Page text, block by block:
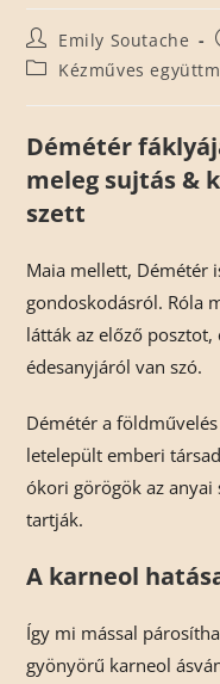
Emily Soutache
Kézműves
Démétér
meleg sujtás &
szett
Maia mellett, Démétér
gondoskodásról. Róla
látták az előző
édesanyjáról van szó.
Démétér a
letelepült emberi
ókori görögök az anyai
tartják.
A karneol
Így mi mással
gyönyörű karneol